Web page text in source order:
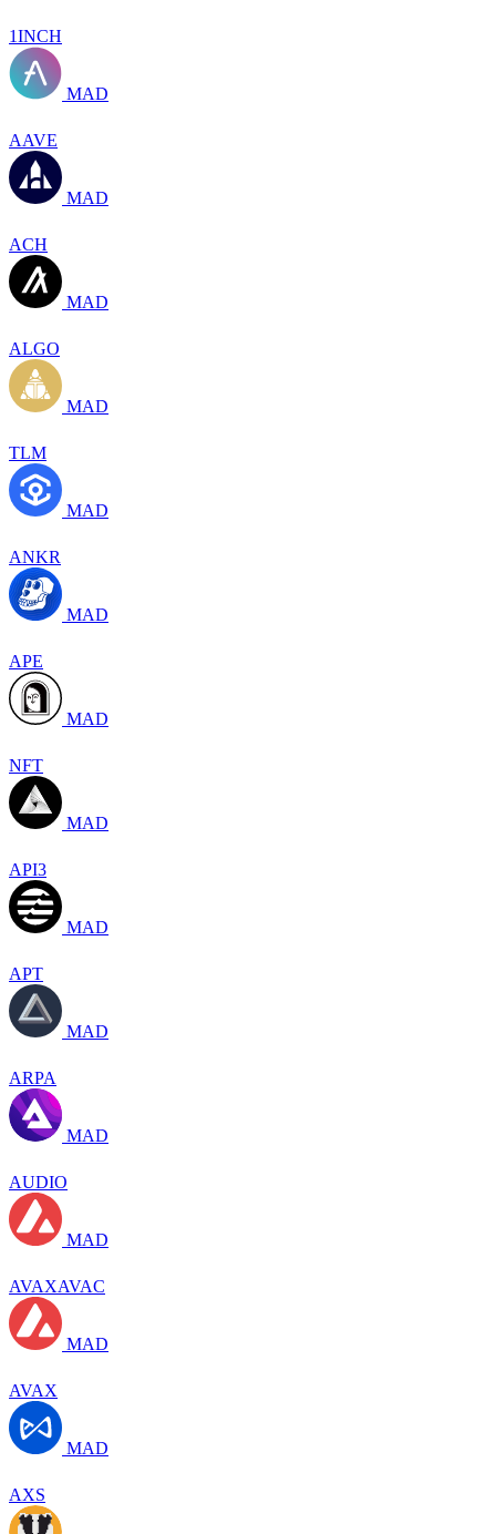
1INCH
MAD
AAVE
MAD
ACH
MAD
ALGO
MAD
TLM
MAD
ANKR
MAD
APE
MAD
NFT
MAD
API3
MAD
APT
MAD
ARPA
MAD
AUDIO
MAD
AVAXAVAC
MAD
AVAX
MAD
AXS